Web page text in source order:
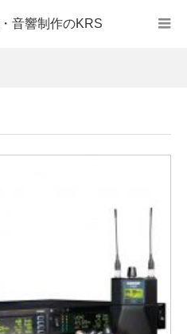
音響制作のKRS